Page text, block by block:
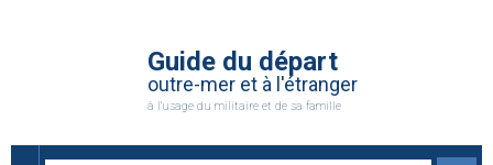
Guide du départ
outre-mer et à l'étranger
à l'usage du militaire et de sa famille